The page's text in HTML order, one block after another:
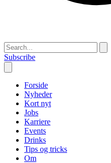
Subscribe
Forside
Nyheder
Kort nyt
Jobs
Karriere
Events
Drinks
Tips og tricks
Om